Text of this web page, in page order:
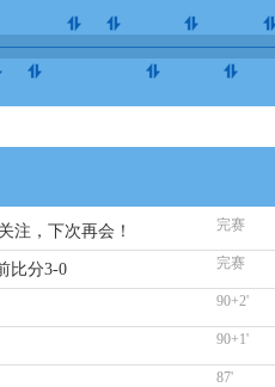
注，下次再会！ 完赛
比分3-0 完赛
90+2'
90+1'
87'